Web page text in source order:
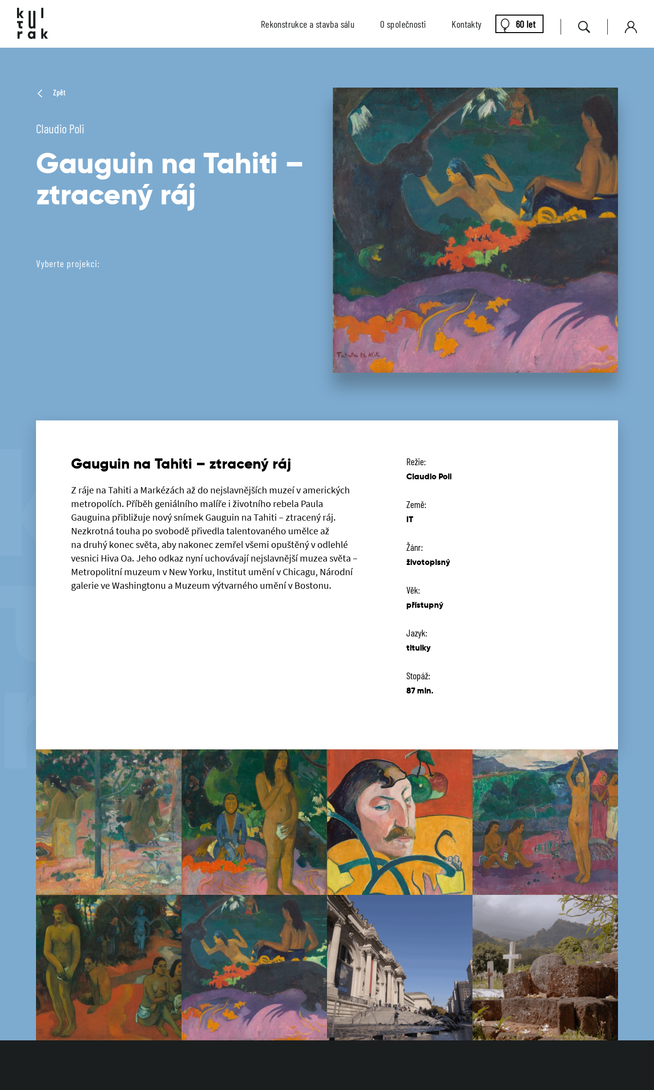
Rekonstrukce a stavba sálu O společnosti Kontakty 60 let
Zpět
Claudio Poli
Gauguin na Tahiti –
ztracený ráj
Vyberte projekci:
Gauguin na Tahiti – ztracený ráj
Z ráje na Tahiti a Markézách až do nejslavnějších muzeí v amerických
metropolích. Příběh geniálního malíře i životního rebela Paula
Gauguina přibližuje nový snímek Gauguin na Tahiti – ztracený ráj.
Nezkrotná touha po svobodě přivedla talentovaného umělce až
na druhý konec světa, aby nakonec zemřel všemi opuštěný v odlehlé
vesnici Hiva Oa. Jeho odkaz nyní uchovávají nejslavnější muzea světa –
Metropolitní muzeum v New Yorku, Institut umění v Chicagu, Národní
galerie ve Washingtonu a Muzeum výtvarného umění v Bostonu.
Režie:
Claudio Poli
Země:
IT
Žánr:
životopisný
Věk:
přístupný
Jazyk:
titulky
Stopáž:
87 min.